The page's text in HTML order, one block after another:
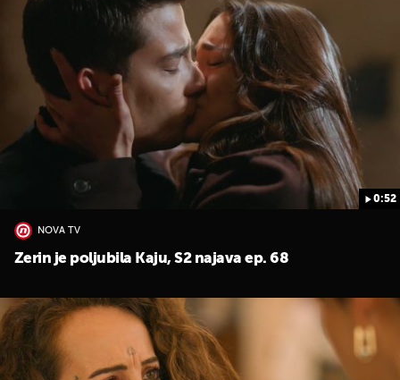
0:52
NOVA TV
Zerin je poljubila Kaju, S2 najava ep. 68